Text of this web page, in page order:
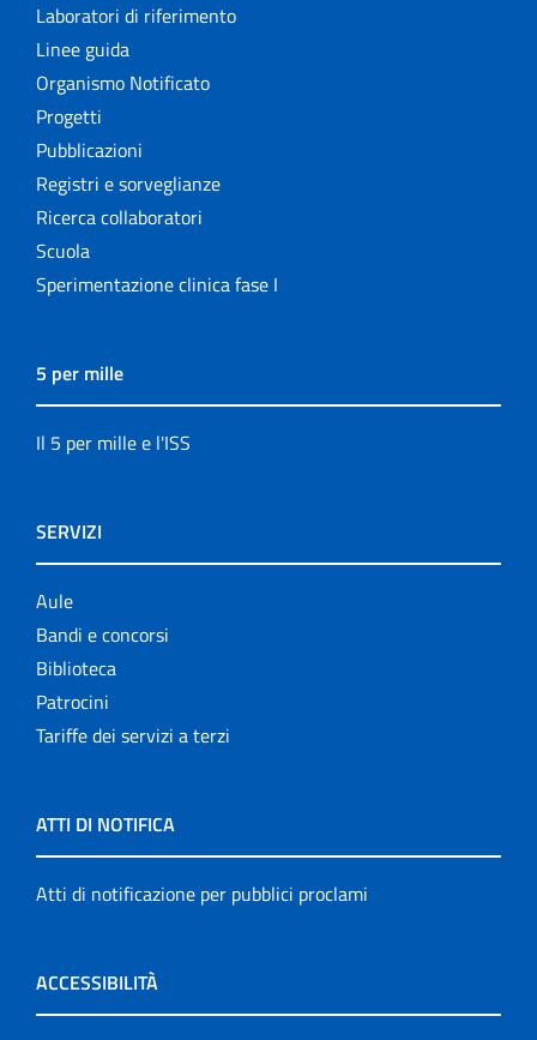
Laboratori di riferimento
Linee guida
Organismo Notificato
Progetti
Pubblicazioni
Registri e sorveglianze
Ricerca collaboratori
Scuola
Sperimentazione clinica fase I
5 per mille
Il 5 per mille e l'ISS
SERVIZI
Aule
Bandi e concorsi
Biblioteca
Patrocini
Tariffe dei servizi a terzi
ATTI DI NOTIFICA
Atti di notificazione per pubblici proclami
ACCESSIBILITÀ